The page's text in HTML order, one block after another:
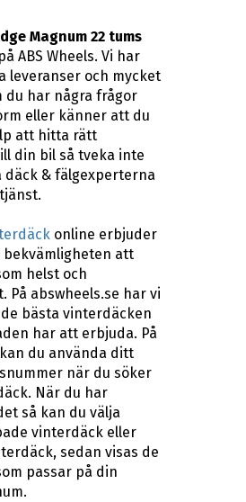
Magnum 22 tums
på ABS Wheels. Vi har
leveranser och mycket
du har några frågor
eller känner att du
att hitta rätt
din bil så tveka inte
& fälgexperterna
online erbjuder
bekvämligheten att
helst och
På abswheels.se har vi
bästa vinterdäcken
har att erbjuda. På
kan du använda ditt
när du söker
När du har
så kan du välja
vinterdäck eller
sedan visas de
passar på din